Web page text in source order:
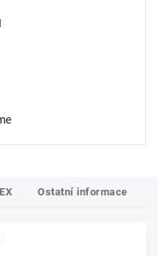
Ostatní informace